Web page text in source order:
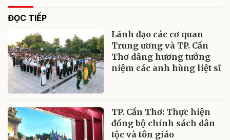
ĐỌC TIẾP
Lãnh đạo các cơ quan
Trung ương và TP. Cần
Thơ dâng hương tưởng
niệm các anh hùng liệt sĩ
TP. Cần Thơ: Thực hiện
đồng bộ chính sách dân
tộc và tôn giáo